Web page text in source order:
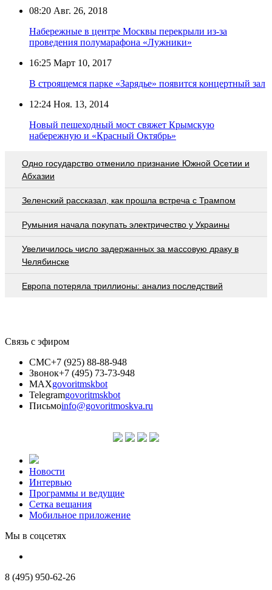
08:20 Авг. 26, 2018
Набережные в центре Москвы перекрыли из-за
проведения полумарафона «Лужники»
16:25 Март 10, 2017
В строящемся парке «Зарядье» появится концертный зал
12:24 Ноя. 13, 2014
Новый пешеходный мост свяжет Крымскую
набережную и «Красный Октябрь»
Одно государство отменило признание Южной Осетии и
Абхазии
Зеленский рассказал, как прошла встреча с Трампом
Румыния начала покупать электричество у Украины
Увеличилось число задержанных за массовую драку в
Челябинске
Европа потеряла триллионы: анализ последствий
Связь с эфиром
СМС+7 (925) 88-88-948
Звонок+7 (495) 73-73-948
MAXgovoritmskbot
Telegramgovoritmskbot
Письмоinfo@govoritmoskva.ru
Новости
Интервью
Программы и ведущие
Сетка вещания
Мобильное приложение
Мы в соцсетях
8 (495) 950-62-26